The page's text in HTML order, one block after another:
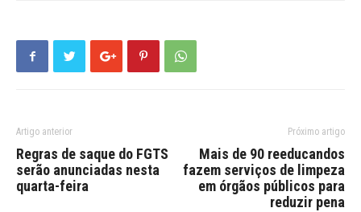
Artigo anterior
Regras de saque do FGTS
serão anunciadas nesta
quarta-feira
Próximo artigo
Mais de 90 reeducandos
fazem serviços de limpeza
em órgãos públicos para
reduzir pena